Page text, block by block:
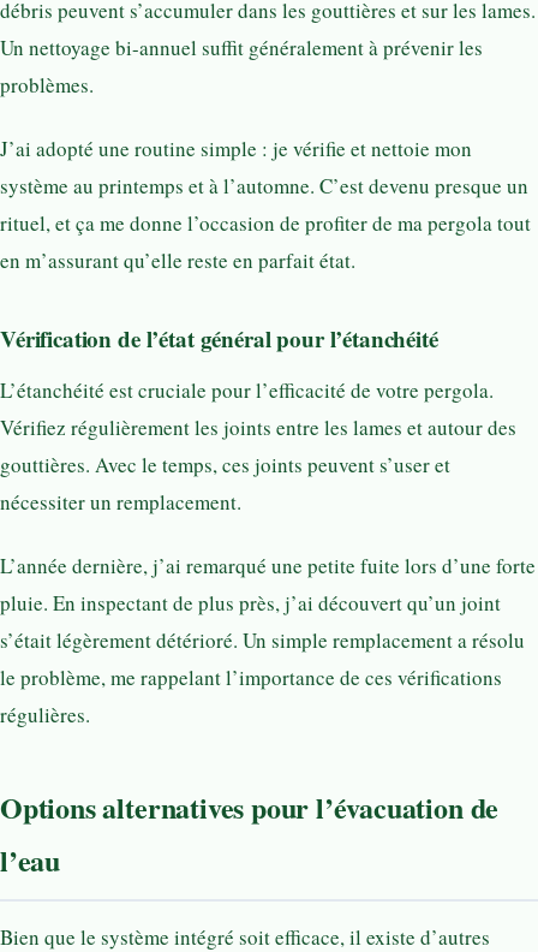
débris peuvent s’accumuler dans les gouttières et sur les lames.
Un nettoyage bi-annuel suffit généralement à prévenir les
problèmes.
J’ai adopté une routine simple : je vérifie et nettoie mon
système au printemps et à l’automne. C’est devenu presque un
rituel, et ça me donne l’occasion de profiter de ma pergola tout
en m’assurant qu’elle reste en parfait état.
Vérification de l’état général pour l’étanchéité
L’étanchéité est cruciale pour l’efficacité de votre pergola.
Vérifiez régulièrement les joints entre les lames et autour des
gouttières. Avec le temps, ces joints peuvent s’user et
nécessiter un remplacement.
L’année dernière, j’ai remarqué une petite fuite lors d’une forte
pluie. En inspectant de plus près, j’ai découvert qu’un joint
s’était légèrement détérioré. Un simple remplacement a résolu
le problème, me rappelant l’importance de ces vérifications
régulières.
Options alternatives pour l’évacuation de
l’eau
Bien que le système intégré soit efficace, il existe d’autres